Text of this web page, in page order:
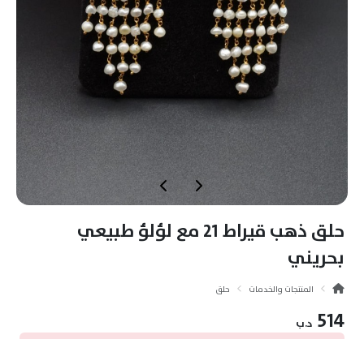
حلق ذهب قيراط 21 مع لؤلؤ طبيعي
بحريني
المنتجات والخدمات حلق
514 د.ب